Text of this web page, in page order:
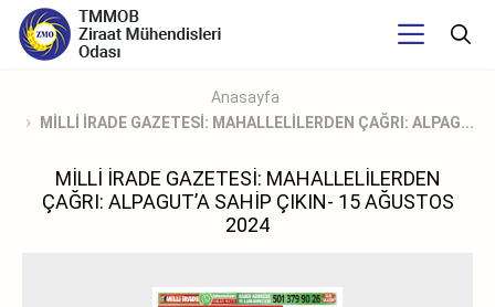
Anasayfa
MİLLİ İRADE GAZETESİ: MAHALLELİLERDEN ÇAĞRI: ALPAG...
MİLLİ İRADE GAZETESİ: MAHALLELİLERDEN
ÇAĞRI: ALPAGUT’A SAHİP ÇIKIN- 15 AĞUSTOS
2024